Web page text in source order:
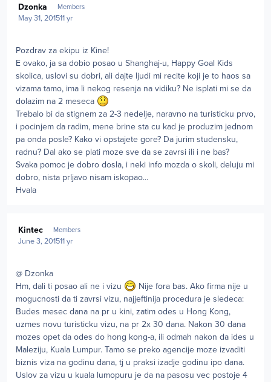
Dzonka Members
May 31, 201511 yr
Pozdrav za ekipu iz Kine!
E ovako, ja sa dobio posao u Shanghaj-u, Happy Goal Kids
skolica, uslovi su dobri, ali dajte ljudi mi recite koji je to haos sa
vizama tamo, ima li nekog resenja na vidiku? Ne isplati mi se da
dolazim na 2 meseca
Trebalo bi da stignem za 2-3 nedelje, naravno na turisticku prvo,
i pocinjem da radim, mene brine sta cu kad je produzim jednom
pa onda posle? Kako vi opstajete gore? Da jurim studensku,
radnu? Dal ako se plati moze sve da se zavrsi ili i ne bas?
Svaka pomoc je dobro dosla, i neki info mozda o skoli, deluju mi
dobro, nista prljavo nisam iskopao...
Hvala
Kintec Members
June 3, 201511 yr
@ Dzonka
Hm, dali ti posao ali ne i vizu
Nije fora bas. Ako firma nije u
mogucnosti da ti zavrsi vizu, najjeftinija procedura je sledeca:
Budes mesec dana na pr u kini, zatim odes u Hong Kong,
uzmes novu turisticku vizu, na pr 2x 30 dana. Nakon 30 dana
mozes opet da odes do hong kong-a, ili odmah nakon da ides u
Maleziju, Kuala Lumpur. Tamo se preko agencije moze izvaditi
biznis viza na godinu dana, tj u praksi izadje godinu ipo dana.
Uslov za vizu u kuala lumopuru je da na pasosu vec postoje 4